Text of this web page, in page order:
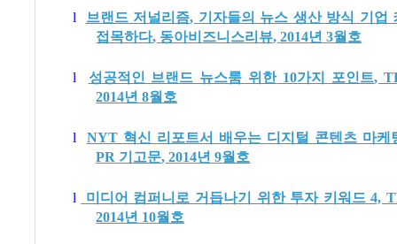
l 브랜드 저널리즘, 기자들의 뉴스 생산 방식 기업
접목하다, 동아비즈니스리뷰, 2014년 3월호
l 성공적인 브랜드 뉴스룸 위한10가지 포인트,
2014년 8월호
l NYT 혁신 리포트서 배우는 디지털 콘텐츠 마케
PR 기고문, 2014년 9월호
l 미디어 컴퍼니로 거듭나기 위한 투자 키워드4,
2014년 10월호